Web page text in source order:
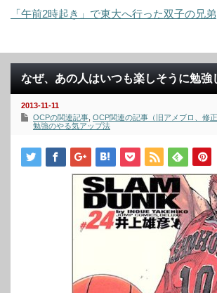
「午前2時起き」で東大へ行った双子の兄弟
なぜ、あの人はいつも楽しそうに勉強
2013-11-11
OCPの関連記事 OCP関連の記事（旧アメブロ、修正
勉強のやる気アップ法